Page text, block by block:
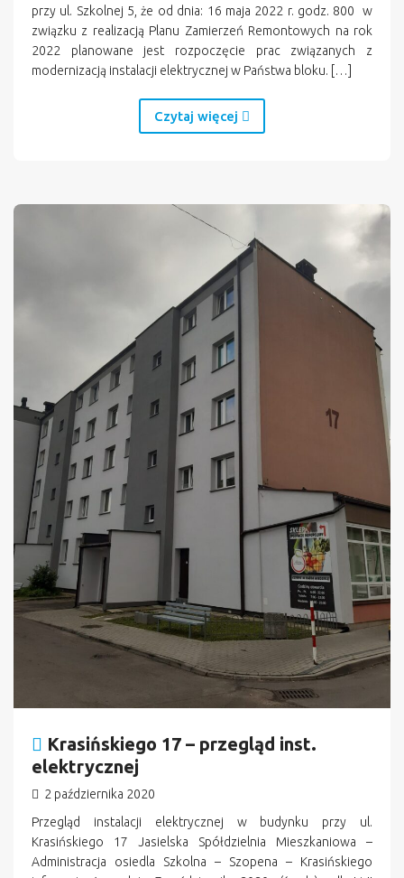
przy ul. Szkolnej 5, że od dnia: 16 maja 2022 r. godz. 800 w
związku z realizacją Planu Zamierzeń Remontowych na rok
2022 planowane jest rozpoczęcie prac związanych z
modernizacją instalacji elektrycznej w Państwa bloku. […]
Czytaj więcej
Krasińskiego 17 – przegląd inst.
elektrycznej
2 października 2020
Przegląd instalacji elektrycznej w budynku przy ul.
Krasińskiego 17 Jasielska Spółdzielnia Mieszkaniowa –
Administracja osiedla Szkolna – Szopena – Krasińskiego